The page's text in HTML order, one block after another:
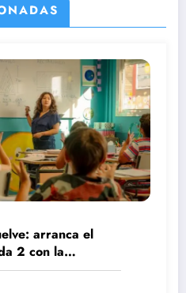
arranca el
2 con la
Castro